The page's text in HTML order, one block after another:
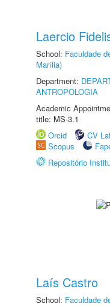
Laercio
School: Faculdade
Marília)
Department:
ANTROPOLOGIA
Academic
title: MS-3.1
Orcid
CV
Scopus
Repositório
Laís Castro
School: Faculdade